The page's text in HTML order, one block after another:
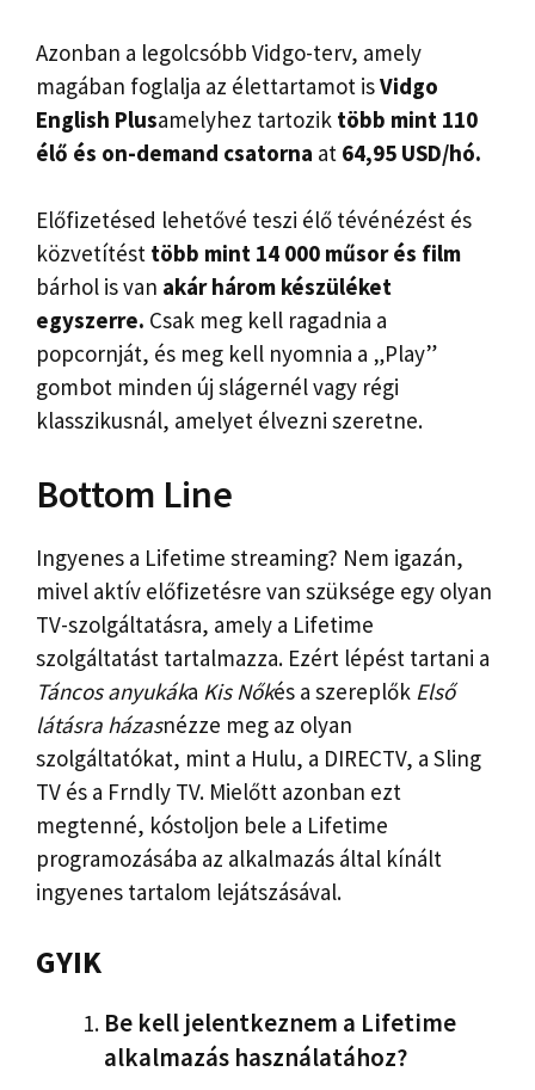
Azonban a legolcsóbb Vidgo-terv, amely
magában foglalja az élettartamot isVidgo
English Plusamelyhez tartozik több mint 110
élő és on-demand csatorna at 64,95 USD/hó.
Előfizetésed lehetővé teszi élő tévénézést és
közvetítést több mint 14 000 műsor és film
bárhol is van akár három készüléket
egyszerre. Csak meg kell ragadnia a
popcornját, és meg kell nyomnia a „Play”
gombot minden új slágernél vagy régi
klasszikusnál, amelyet élvezni szeretne.
Bottom Line
Ingyenes a Lifetime streaming? Nem igazán,
mivel aktív előfizetésre van szüksége egy olyan
TV-szolgáltatásra, amely a Lifetime
szolgáltatást tartalmazza. Ezért lépést tartani a
Táncos anyukáka Kis Nőkés a szereplők Első
látásra házasnézze meg az olyan
szolgáltatókat, mint a Hulu, a DIRECTV, a Sling
TV és a Frndly TV. Mielőtt azonban ezt
megtenné, kóstoljon bele a Lifetime
programozásába az alkalmazás által kínált
ingyenes tartalom lejátszásával.
GYIK
Be kell jelentkeznem a Lifetime
alkalmazás használatához?